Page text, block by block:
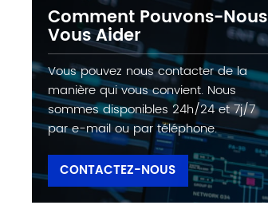
Comment Pouvons-Nous
Vous Aider
Vous pouvez nous contacter de la
manière qui vous convient. Nous
sommes disponibles 24h/24 et 7j/7
par e-mail ou par téléphone.
CONTACTEZ-NOUS